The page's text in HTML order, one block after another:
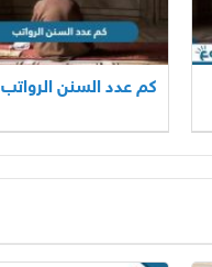
كم عدد السنن الرواتب